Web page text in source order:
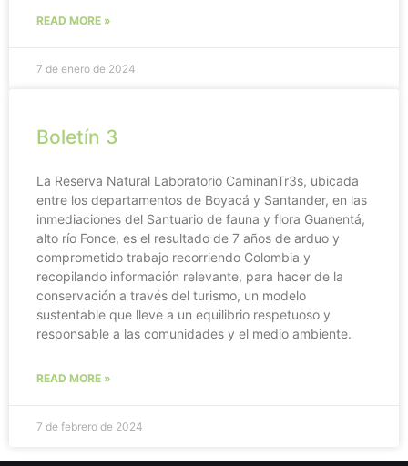
READ MORE »
7 de enero de 2024
Boletín 3
La Reserva Natural Laboratorio CaminanTr3s, ubicada
entre los departamentos de Boyacá y Santander, en las
inmediaciones del Santuario de fauna y flora Guanentá,
alto río Fonce, es el resultado de 7 años de arduo y
comprometido trabajo recorriendo Colombia y
recopilando información relevante, para hacer de la
conservación a través del turismo, un modelo
sustentable que lleve a un equilibrio respetuoso y
responsable a las comunidades y el medio ambiente.
READ MORE »
7 de febrero de 2024